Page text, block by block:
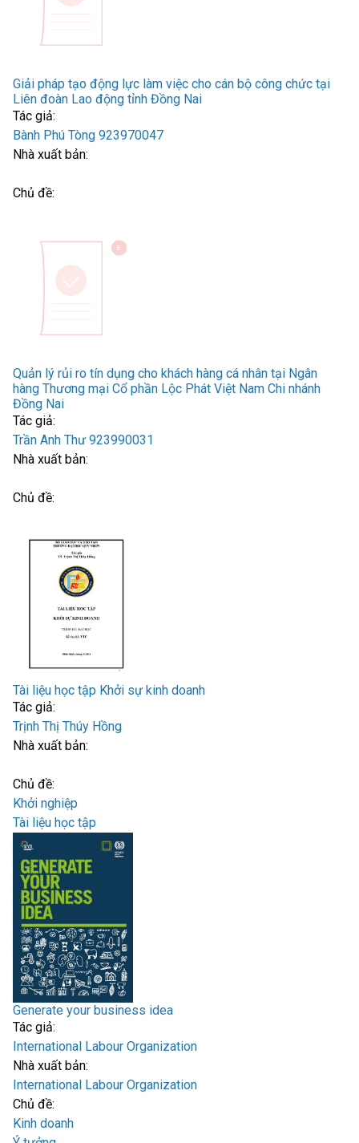
Giải pháp tạo động lực làm việc cho cán bộ công chức tại
Liên đoàn Lao động tỉnh Đồng Nai
Tác giả:
Bành Phú Tòng 923970047
Nhà xuất bản:
Chủ đề:
Quản lý rủi ro tín dụng cho khách hàng cá nhân tại Ngân
hàng Thương mại Cổ phần Lộc Phát Việt Nam Chi nhánh
Đồng Nai
Tác giả:
Trần Anh Thư 923990031
Nhà xuất bản:
Chủ đề:
Tài liệu học tập Khởi sự kinh doanh
Tác giả:
Trịnh Thị Thúy Hồng
Nhà xuất bản:
Chủ đề:
Khởi nghiệp
Tài liệu học tập
Generate your business idea
Tác giả:
International Labour Organization
Nhà xuất bản:
International Labour Organization
Chủ đề:
Kinh doanh